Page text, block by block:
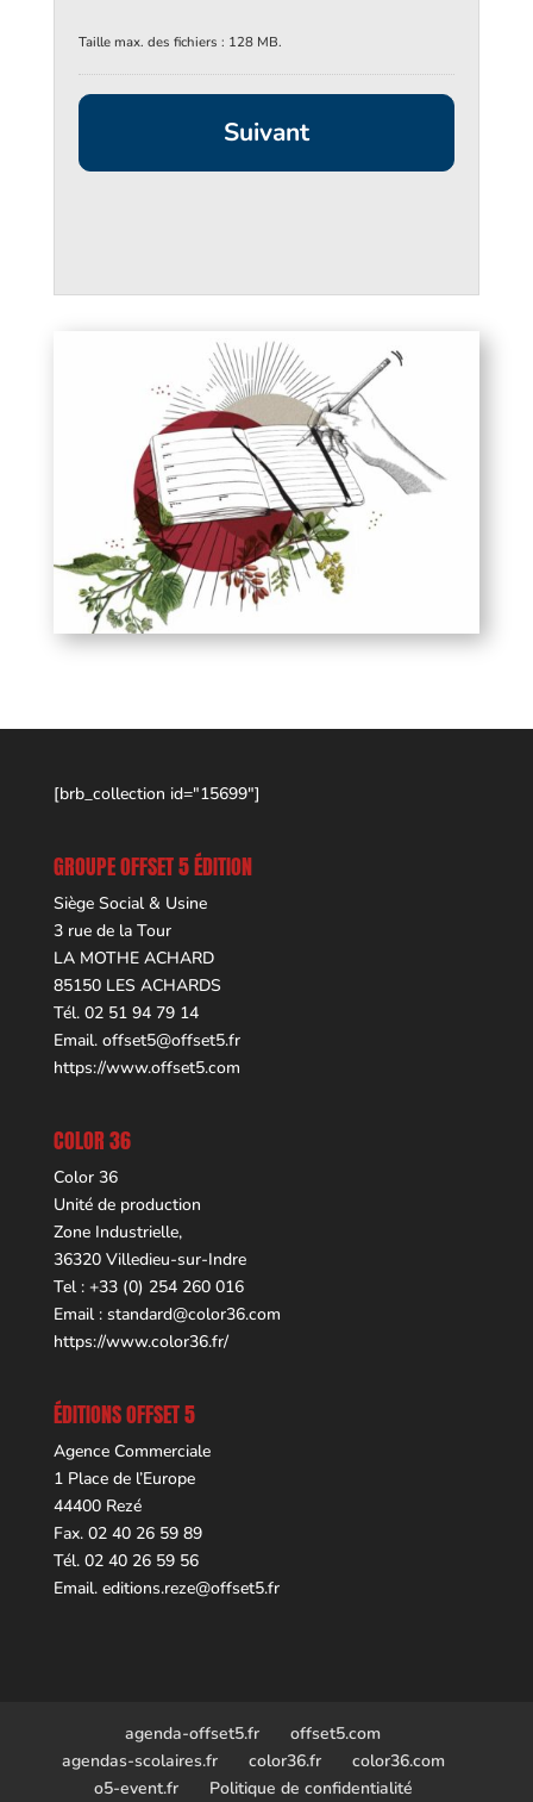
Taille max. des fichiers : 128 MB.
[brb_collection id="15699"]
GROUPE OFFSET 5 ÉDITION
Siège Social & Usine
3 rue de la Tour
LA MOTHE ACHARD
85150 LES ACHARDS
Tél. 02 51 94 79 14
Email. offset5@offset5.fr
https://www.offset5.com
COLOR 36
Color 36
Unité de production
Zone Industrielle,
36320 Villedieu-sur-Indre
Tel : +33 (0) 254 260 016
Email : standard@color36.com
https://www.color36.fr/
ÉDITIONS OFFSET 5
Agence Commerciale
1 Place de l’Europe
44400 Rezé
Fax. 02 40 26 59 89
Tél. 02 40 26 59 56
Email. editions.reze@offset5.fr
agenda-offset5.fr
offset5.com
agendas-scolaires.fr
color36.fr
color36.com
o5-event.fr
Politique de confidentialité